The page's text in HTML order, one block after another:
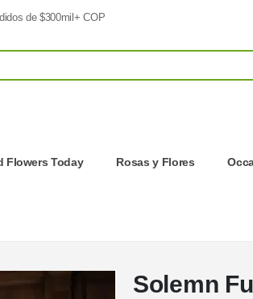
de $300mil+ COP
Flowers Today Rosas y Flores
Solemn